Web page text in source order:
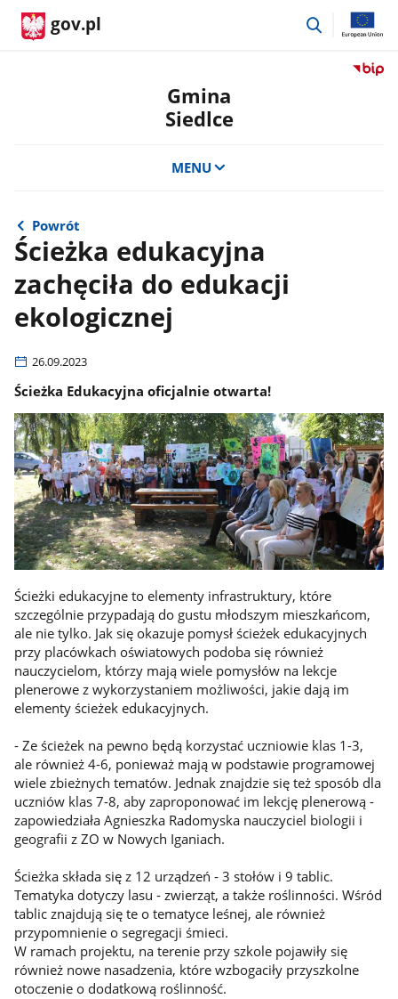
gov.pl
przejdź
Przejdź
Gmina
Siedlce
MENU
Powrót
Ścieżka edukacyjna
zachęciła do edukacji
ekologicznej
26.09.2023
Ścieżka Edukacyjna oficjalnie otwarta!
Ścieżki edukacyjne to elementy infrastruktury, które
szczególnie przypadają do gustu młodszym mieszkańcom,
ale nie tylko. Jak się okazuje pomysł ścieżek edukacyjnych
przy placówkach oświatowych podoba się również
nauczycielom, którzy mają wiele pomysłów na lekcje
plenerowe z wykorzystaniem możliwości, jakie dają im
elementy ścieżek edukacyjnych.
- Ze ścieżek na pewno będą korzystać uczniowie klas 1-3,
ale również 4-6, ponieważ mają w podstawie programowej
wiele zbieżnych tematów. Jednak znajdzie się też sposób dla
uczniów klas 7-8, aby zaproponować im lekcję plenerową -
zapowiedziała Agnieszka Radomyska nauczyciel biologii i
geografii z ZO w Nowych Iganiach.
Ścieżka składa się z 12 urządzeń - 3 stołów i 9 tablic.
Tematyka dotyczy lasu - zwierząt, a także roślinności. Wśród
tablic znajdują się te o tematyce leśnej, ale również
przypomnienie o segregacji śmieci.
W ramach projektu, na terenie przy szkole pojawiły się
również nowe nasadzenia, które wzbogaciły przyszkolne
otoczenie o dodatkową roślinność.